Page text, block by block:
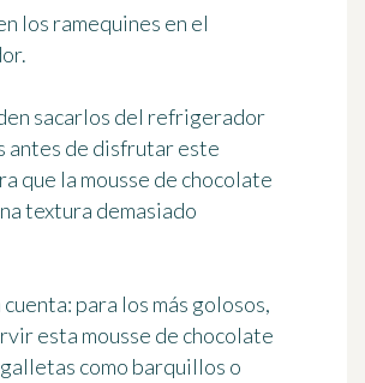
los ramequines en el
sacarlos del refrigerador
antes de disfrutar este
que la mousse de chocolate
textura demasiado
para los más golosos,
esta mousse de chocolate
como barquillos o